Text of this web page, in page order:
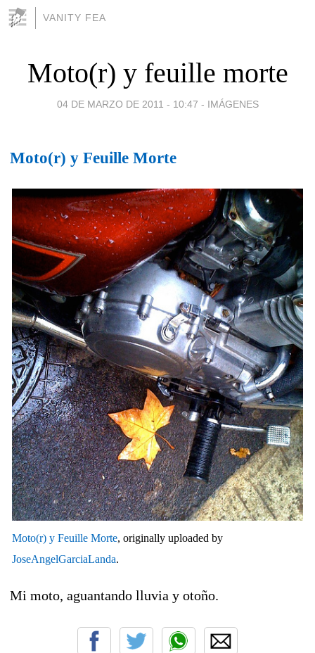
VANITY FEA
Moto(r) y feuille morte
04 DE MARZO DE 2011 - 10:47 - IMÁGENES
Moto(r) y Feuille Morte
Moto(r) y Feuille Morte, originally uploaded by
JoseAngelGarciaLanda.
Mi moto, aguantando lluvia y otoño.